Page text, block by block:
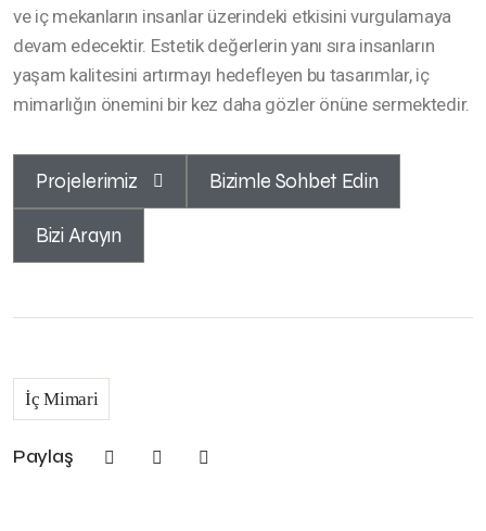
ve iç mekanların insanlar üzerindeki etkisini vurgulamaya
devam edecektir. Estetik değerlerin yanı sıra insanların
yaşam kalitesini artırmayı hedefleyen bu tasarımlar, iç
mimarlığın önemini bir kez daha gözler önüne sermektedir.
Projelerimiz Bizimle Sohbet Edin
Bizi Arayın
İç Mimari
Paylaş